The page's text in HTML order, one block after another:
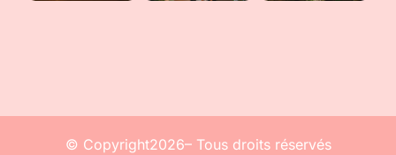
© Copyright2026– Tous droits réservés